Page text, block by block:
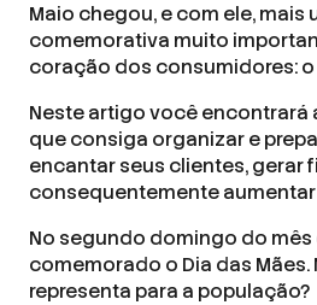
Maio chegou, e com ele, mais
comemorativa muito
coração dos consumidores: o
Neste artigo você encontrará
que consiga organizar e
encantar seus clientes, gerar
consequentemente
No segundo domingo do mês
comemorado o Dia das Mães.
representa para a população?